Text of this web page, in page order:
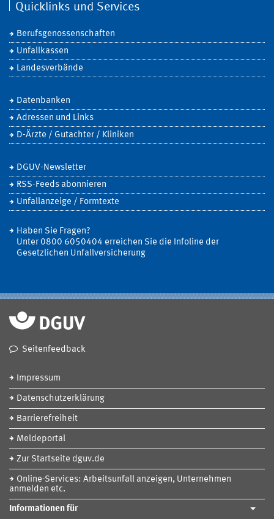
Quicklinks und Services
Berufsgenossenschaften
Unfallkassen
Landesverbände
Datenbanken
Adressen und Links
D-Ärzte / Gutachter / Kliniken
DGUV-Newsletter
RSS-Feeds abonnieren
Unfallanzeige / Formtexte
Haben Sie Fragen?
Unter 0800 6050404 erreichen Sie die Infoline der
Gesetzlichen Unfallversicherung
Seitenfeedback
Impressum
Datenschutzerklärung
Barrierefreiheit
Meldeportal
Zur Startseite dguv.de
Online-Services: Arbeitsunfall anzeigen, Unternehmen
anmelden etc.
Informationen für